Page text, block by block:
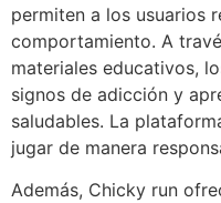
permiten a los usuarios
comportamiento. A
materiales educativos,
signos de adicción y
saludables. La
jugar de manera
Además, Chicky run